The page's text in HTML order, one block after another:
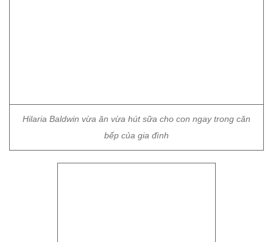
Hilaria Baldwin vừa ăn vừa hút sữa cho con ngay trong căn
bếp của gia đình